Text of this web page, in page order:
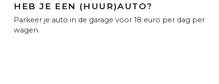
HEB JE EEN (HUUR)AUTO?
Parkeer je auto in de garage voor 18 euro per dag per
wagen.